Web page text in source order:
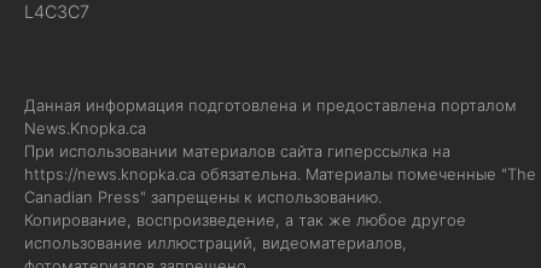
L4C3C7
Данная информация подготовлена и предоставлена порталом
News.Knopka.ca
При использовании материалов сайта гиперссылка на
https://news.knopka.ca обязательна. Материалы помеченные "The
Canadian Press" запрещены к использованию.
Копирование, воспроизведение, а так же любое другое
использование иллюстраций, видеоматериалов,